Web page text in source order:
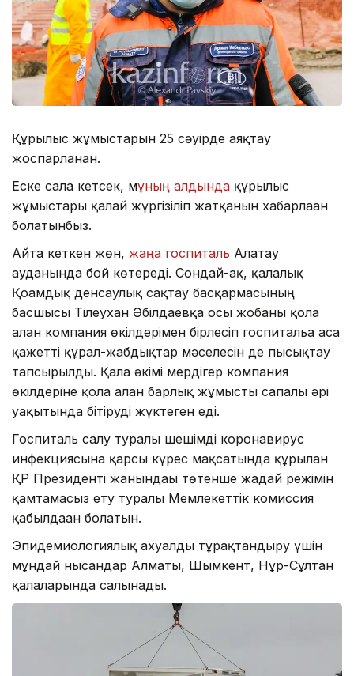
Құрылыс жұмыстарын 25 сәуірде аяқтау
жоспарланған.
Еске сала кетсек, мұның алдында құрылыс
жұмыстары қалай жүргізіліп жатқанын хабарлаған
болатынбыз.
Айта кеткен жөн, жаңа госпиталь Алатау
ауданында бой көтереді. Сондай-ақ, қалалық
Қоғамдық денсаулық сақтау басқармасының
басшысы Тілеухан Әбілдаевқа осы жобаны қолға
алған компания өкілдерімен бірлесіп госпитальға аса
қажетті құрал-жабдықтар мәселесін де пысықтау
тапсырылды. Қала әкімі мердігер компания
өкілдеріне қолға алған барлық жұмысты сапалы әрі
уақытында бітіруді жүктеген еді.
Госпиталь салу туралы шешімді коронавирус
инфекциясына қарсы күрес мақсатында құрылған
ҚР Президенті жанындағы төтенше жағдай режімін
қамтамасыз ету туралы Мемлекеттік комиссия
қабылдаған болатын.
Эпидемиологиялық ахуалды тұрақтандыру үшін
мұндай нысандар Алматы, Шымкент, Нұр-Сұлтан
қалаларында салынады.